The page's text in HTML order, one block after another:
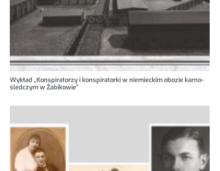
Wykład „Konspiratorzy i konspiratorki w niemieckim obozie karno-
śledczym w Żabikowie”